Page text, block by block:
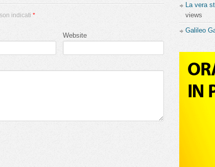
indicati *
Website
La vera
views
Galileo